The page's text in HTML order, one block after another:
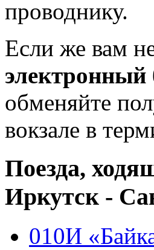
проводнику.
Если же вам
электронный
обменяйте
вокзале в
Поезда,
Иркутск -
010И